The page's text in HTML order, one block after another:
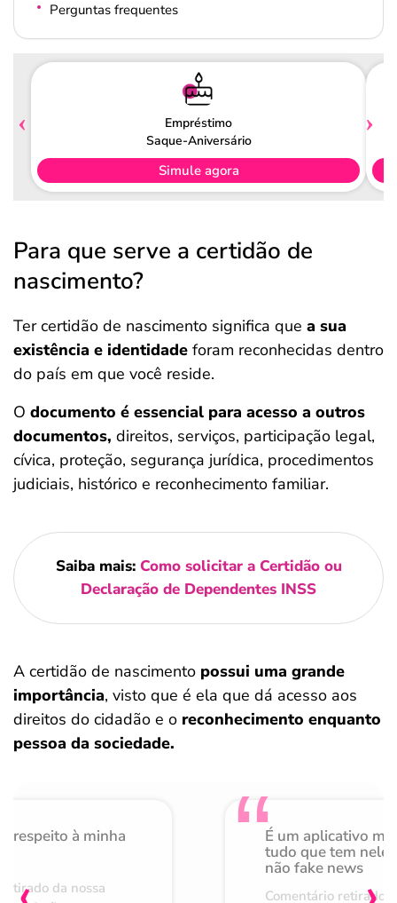
Perguntas frequentes
Empréstimo
Saque-Aniversário
Simule agora
Para que serve a certidão de
nascimento?
Ter certidão de nascimento significa que a sua
existência e identidade foram reconhecidas dentro
do país em que você reside.
O documento é essencial para acesso a outros
documentos, direitos, serviços, participação legal,
cívica, proteção, segurança jurídica, procedimentos
judiciais, histórico e reconhecimento familiar.
Saiba mais: Como solicitar a Certidão ou
Declaração de Dependentes INSS
A certidão de nascimento possui uma grande
importância, visto que é ela que dá acesso aos
direitos do cidadão e o reconhecimento enquanto
pessoa da sociedade.
respeito à minha
da nossa
É um aplicativo
tudo que tem nele
não fake news
Comentário retirado